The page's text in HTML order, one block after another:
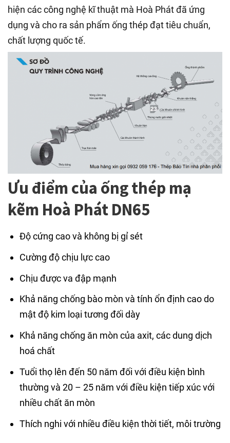
hiện các công nghệ kĩ thuật mà Hoà Phát đã ứng
dụng và cho ra sản phẩm ống thép đạt tiêu chuẩn,
chất lượng quốc tế.
Ưu điểm của ống thép mạ
kẽm Hoà Phát DN65
Độ cứng cao và không bị gỉ sét
Cường độ chịu lực cao
Chịu được va đập mạnh
Khả năng chống bào mòn và tính ổn định cao do
mật độ kim loại tương đối dày
Khả năng chống ăn mòn của axit, các dung dịch
hoá chất
Tuổi thọ lên đến 50 năm đối với điều kiện bình
thường và 20 – 25 năm với điều kiện tiếp xúc với
nhiều chất ăn mòn
Thích nghi với nhiều điều kiện thời tiết, môi trường